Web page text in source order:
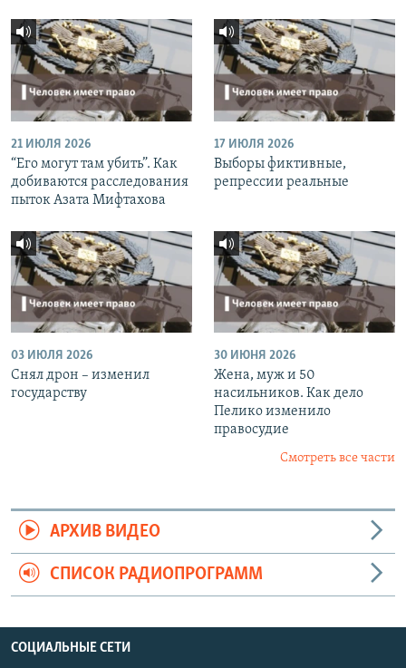
21 ИЮЛЯ 2026
“Его могут там убить”. Как
добиваются расследования
пыток Азата Мифтахова
17 ИЮЛЯ 2026
Выборы фиктивные,
репрессии реальные
03 ИЮЛЯ 2026
Снял дрон – изменил
государству
30 ИЮНЯ 2026
Жена, муж и 50
насильников. Как дело
Пелико изменило
правосудие
Смотреть все части
АРХИВ ВИДЕО
СПИСОК РАДИОПРОГРАММ
СОЦИАЛЬНЫЕ СЕТИ